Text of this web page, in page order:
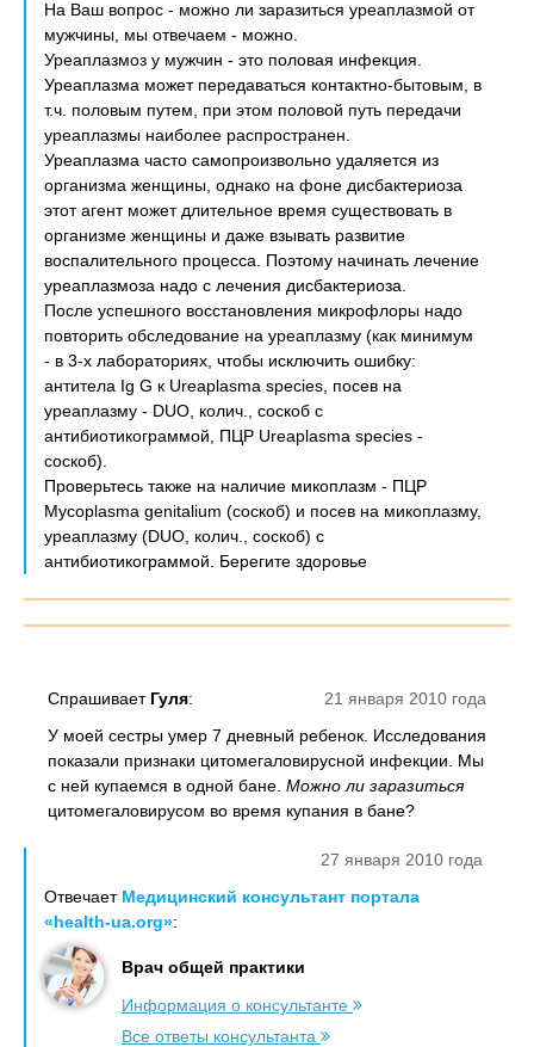
На Ваш вопрос - можно ли заразиться уреаплазмой от
мужчины, мы отвечаем - можно.
Уреаплазмоз у мужчин - это половая инфекция.
Уреаплазма может передаваться контактно-бытовым, в
т.ч. половым путем, при этом половой путь передачи
уреаплазмы наиболее распространен.
Уреаплазма часто самопроизвольно удаляется из
организма женщины, однако на фоне дисбактериоза
этот агент может длительное время существовать в
организме женщины и даже взывать развитие
воспалительного процесса. Поэтому начинать лечение
уреаплазмоза надо с лечения дисбактериоза.
После успешного восстановления микрофлоры надо
повторить обследование на уреаплазму (как минимум
- в 3-х лабораториях, чтобы исключить ошибку:
антитела Ig G к Ureaplasma species, посев на
уреаплазму - DUO, колич., соскоб с
антибиотикограммой, ПЦР Ureaplasma species -
соскоб).
Проверьтесь также на наличие микоплазм - ПЦР
Mycoplasma genitalium (соскоб) и посев на микоплазму,
уреаплазму (DUO, колич., соскоб) с
антибиотикограммой. Берегите здоровье
21 января 2010 года
Спрашивает Гуля:
У моей сестры умер 7 дневный ребенок. Исследования
показали признаки цитомегаловирусной инфекции. Мы
с ней купаемся в одной бане. Можно ли заразиться
цитомегаловирусом во время купания в бане?
27 января 2010 года
Отвечает Медицинский консультант портала
«health-ua.org»:
Врач общей практики
Информация о консультанте
Все ответы консультанта